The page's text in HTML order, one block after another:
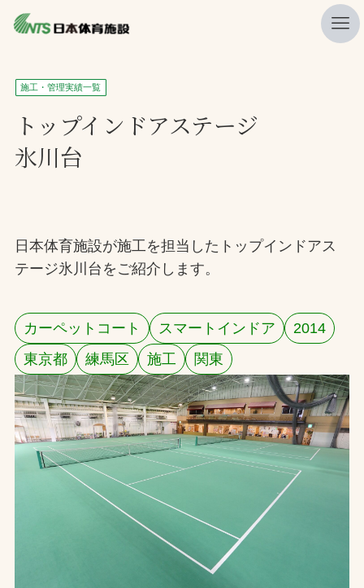
私たちの強み
ニュース
プレスリリース
施工・管理実績一覧
会社概要
採用情報
お問合せ
お取引先の皆様へ
プライバシーポリシー
ソーシャルメディアポリシー
施工・管理実績一覧
トップインドアステージ
氷川台
日本体育施設が施工を担当したトップインドアス
テージ氷川台をご紹介します。
カーペットコート スマートインドア
2014
東京都
練馬区 施工 関東